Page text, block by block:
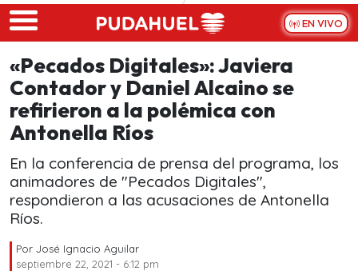
Skip to main content
EN VIVO
«Pecados Digitales»: Javiera
Contador y Daniel Alcaino se
refirieron a la polémica con
Antonella Ríos
En la conferencia de prensa del programa, los
animadores de "Pecados Digitales",
respondieron a las acusaciones de Antonella
Ríos.
Por José Ignacio Aguilar
septiembre 22, 2021 - 6:12 pm